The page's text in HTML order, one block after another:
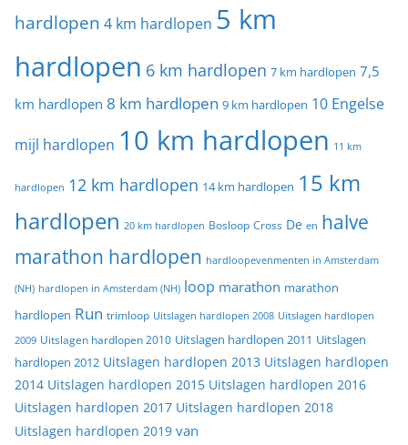
hardlopen 4 km hardlopen 5 km
hardlopen 6 km hardlopen 7 km hardlopen 7,5
km hardlopen 8 km hardlopen 9 km hardlopen 10 Engelse
mijl hardlopen 10 km hardlopen 11 km
hardlopen 12 km hardlopen 14 km hardlopen 15 km
hardlopen 20 km hardlopen Bosloop Cross De en halve
marathon hardlopen hardloopevenmenten in Amsterdam
(NH) hardlopen in Amsterdam (NH) loop marathon marathon
hardlopen Run trimloop Uitslagen hardlopen 2008 Uitslagen hardlopen
2009 Uitslagen hardlopen 2010 Uitslagen hardlopen 2011 Uitslagen
hardlopen 2012 Uitslagen hardlopen 2013 Uitslagen hardlopen
2014 Uitslagen hardlopen 2015 Uitslagen hardlopen 2016
Uitslagen hardlopen 2017 Uitslagen hardlopen 2018
Uitslagen hardlopen 2019 van